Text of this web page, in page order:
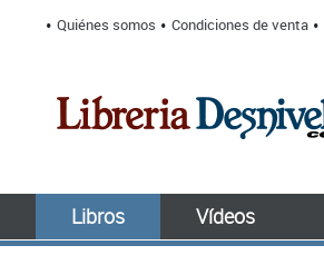
Quiénes somos Condiciones de venta
Libros Vídeos